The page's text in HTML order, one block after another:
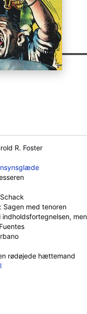
R. Foster
Sagen med tenoren
rødøjede hættemand